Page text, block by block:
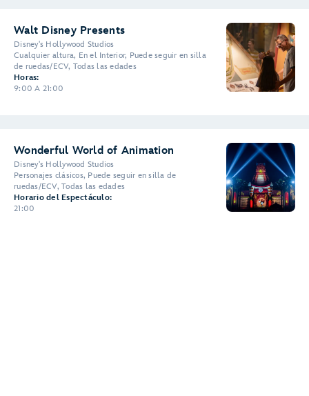
Walt Disney Presents
Disney's Hollywood Studios
Cualquier altura, En el Interior, Puede seguir en silla
de ruedas/ECV, Todas las edades
Horas:
9:00 A 21:00
Wonderful World of Animation
Disney's Hollywood Studios
Personajes clásicos, Puede seguir en silla de
ruedas/ECV, Todas las edades
Horario del Espectáculo:
21:00